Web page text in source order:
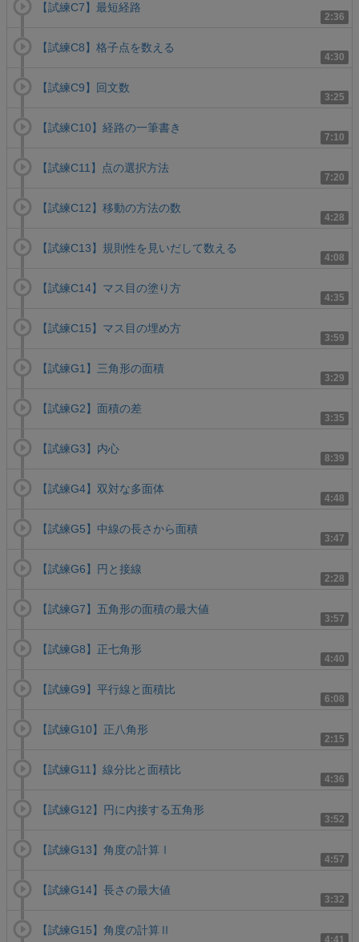
2:36
【試練C7】最短経路
4:30
【試練C8】格子点を数える
3:25
【試練C9】回文数
7:10
【試練C10】経路の一筆書き
7:20
【試練C11】点の選択方法
4:28
【試練C12】移動の方法の数
4:08
【試練C13】規則性を見いだして数える
4:35
【試練C14】マス目の塗り方
3:59
【試練C15】マス目の埋め方
3:29
【試練G1】三角形の面積
3:35
【試練G2】面積の差
8:39
【試練G3】内心
4:48
【試練G4】双対な多面体
3:47
【試練G5】中線の長さから面積
2:28
【試練G6】円と接線
3:57
【試練G7】五角形の面積の最大値
4:40
【試練G8】正七角形
6:08
【試練G9】平行線と面積比
2:15
【試練G10】正八角形
4:36
【試練G11】線分比と面積比
3:52
【試練G12】円に内接する五角形
4:57
【試練G13】角度の計算Ⅰ
3:32
【試練G14】長さの最大値
4:41
【試練G15】角度の計算Ⅱ